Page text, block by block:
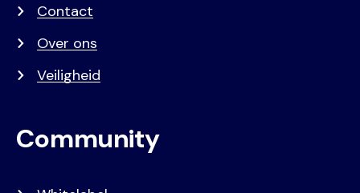
Contact
Over ons
Veiligheid
Community